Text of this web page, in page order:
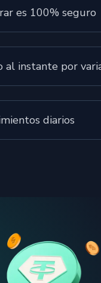
es 100% seguro
al instante por
diarios